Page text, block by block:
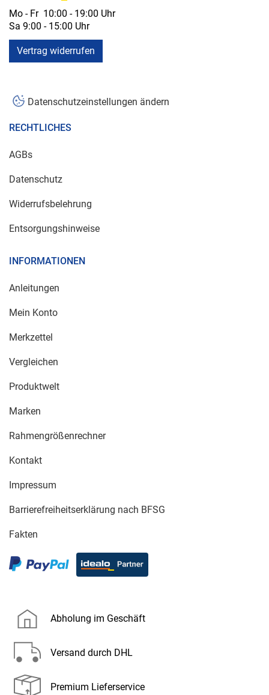
Mo - Fr 10:00 - 19:00 Uhr
Sa 9:00 - 15:00 Uhr
Vertrag widerrufen
Datenschutzeinstellungen ändern
RECHTLICHES
AGBs
Datenschutz
Widerrufsbelehrung
Entsorgungshinweise
INFORMATIONEN
Anleitungen
Mein Konto
Merkzettel
Vergleichen
Produktwelt
Marken
Rahmengrößenrechner
Kontakt
Impressum
Barrierefreiheitserklärung nach BFSG
Fakten
Abholung im Geschäft
Versand durch DHL
Premium Lieferservice